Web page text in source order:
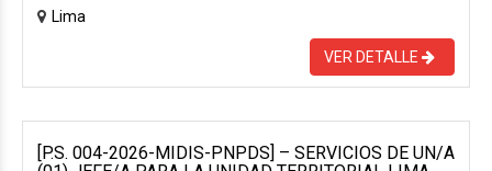
Lima
VER DETALLE
[P.S. 004-2026-MIDIS-PNPDS] – SERVICIOS DE UN/A